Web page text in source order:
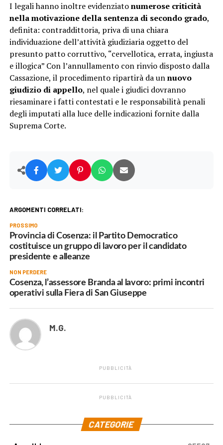
I legali hanno inoltre evidenziatonumerose criticità
nella motivazione della sentenza di secondo grado,
definita: contraddittoria, priva di una chiara
individuazione dell’attività giudiziaria oggetto del
presunto patto corruttivo, “cervellotica, errata, ingiusta
e illogica” Con l’annullamento con rinvio disposto dalla
Cassazione, il procedimento ripartirà da unnuovo
giudizio di appello, nel quale i giudici dovranno
riesaminare i fatti contestati e le responsabilità penali
degli imputati alla luce delle indicazioni fornite dalla
Suprema Corte.
ARGOMENTI CORRELATI:
PROSSIMO
Provincia di Cosenza: il Partito Democratico
costituisce un gruppo di lavoro per il candidato
presidente e alleanze
NON PERDERE
Cosenza, l’assessore Branda al lavoro: primi incontri
operativi sulla Fiera di San Giuseppe
M.G.
PUBBLICITÀ
PUBBLICITÀ
CATEGORIE